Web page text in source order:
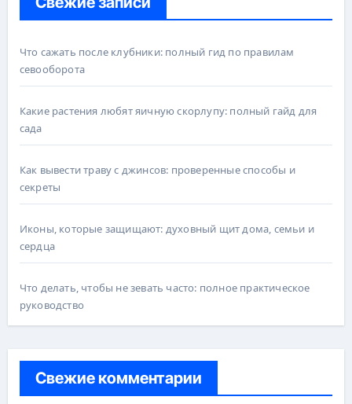
Что сажать после клубники: полный гид по правилам
севооборота
Какие растения любят яичную скорлупу: полный гайд для
сада
Как вывести траву с джинсов: проверенные способы и
секреты
Иконы, которые защищают: духовный щит дома, семьи и
сердца
Что делать, чтобы не зевать часто: полное практическое
руководство
Свежие комментарии